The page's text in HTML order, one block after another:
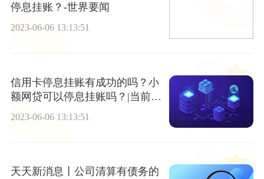
停息挂账？-世界要闻
2023-06-06 13:13:51
信用卡停息挂账有成功的吗？小
额网贷可以停息挂账吗？|当前播
2023-06-06 13:13:51
天天新消息丨公司清算有债务的